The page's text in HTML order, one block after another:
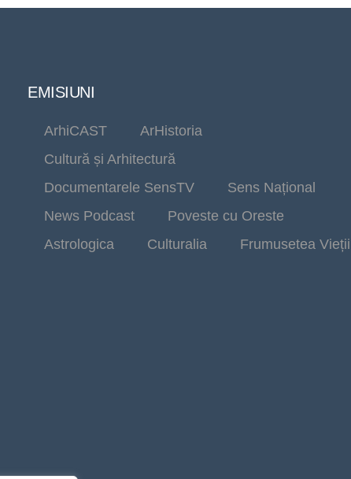
EMISIUNI
ArhiCAST
ArHistoria
Cultură și Arhitectură
Documentarele SensTV
Sens Național
News Podcast
Poveste cu Oreste
Astrologica
Culturalia Frumusetea Vieții